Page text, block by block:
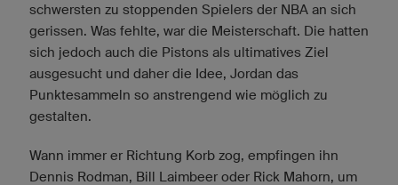
schwersten zu stoppenden Spielers der NBA an sich
gerissen. Was fehlte, war die Meisterschaft. Die hatten
sich jedoch auch die Pistons als ultimatives Ziel
ausgesucht und daher die Idee, Jordan das
Punktesammeln so anstrengend wie möglich zu
gestalten.
Wann immer er Richtung Korb zog, empfingen ihn
Dennis Rodman, Bill Laimbeer oder Rick Mahorn, um